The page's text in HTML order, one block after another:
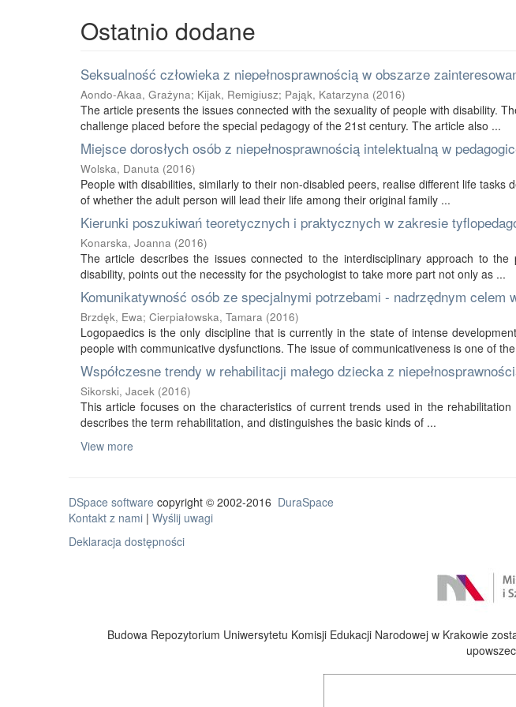
Ostatnio dodane
Seksualność człowieka z niepełnosprawnością w obszarze
Aondo-Akaa, Grażyna; Kijak, Remigiusz; Pająk, Katarzyna (2016)
The article presents the issues connected with the sexuality of people with disability.
challenge placed before the special pedagogy of the 21st century. The article also ...
Miejsce dorosłych osób z niepełnosprawnością intelektualną w
Wolska, Danuta (2016)
People with disabilities, similarly to their non-disabled peers, realise different life tasks
of whether the adult person will lead their life among their original family ...
Kierunki poszukiwań teoretycznych i praktycznych w zakresie
Konarska, Joanna (2016)
The article describes the issues connected to the interdisciplinary approach to
disability, points out the necessity for the psychologist to take more part not only as ...
Komunikatywność osób ze specjalnymi potrzebami - nadrzędnym celem
Brzdęk, Ewa; Cierpiałowska, Tamara (2016)
Logopaedics is the only discipline that is currently in the state of intense
people with communicative dysfunctions. The issue of communicativeness is one of
Współczesne trendy w rehabilitacji małego dziecka z
Sikorski, Jacek (2016)
This article focuses on the characteristics of current trends used in the
describes the term rehabilitation, and distinguishes the basic kinds of ...
View more
DSpace software copyright © 2002-2016 DuraSpace
Kontakt z nami | Wyślij uwagi
Deklaracja dostępności
Budowa Repozytorium Uniwersytetu Komisji Edukacji Narodowej w Krakowie